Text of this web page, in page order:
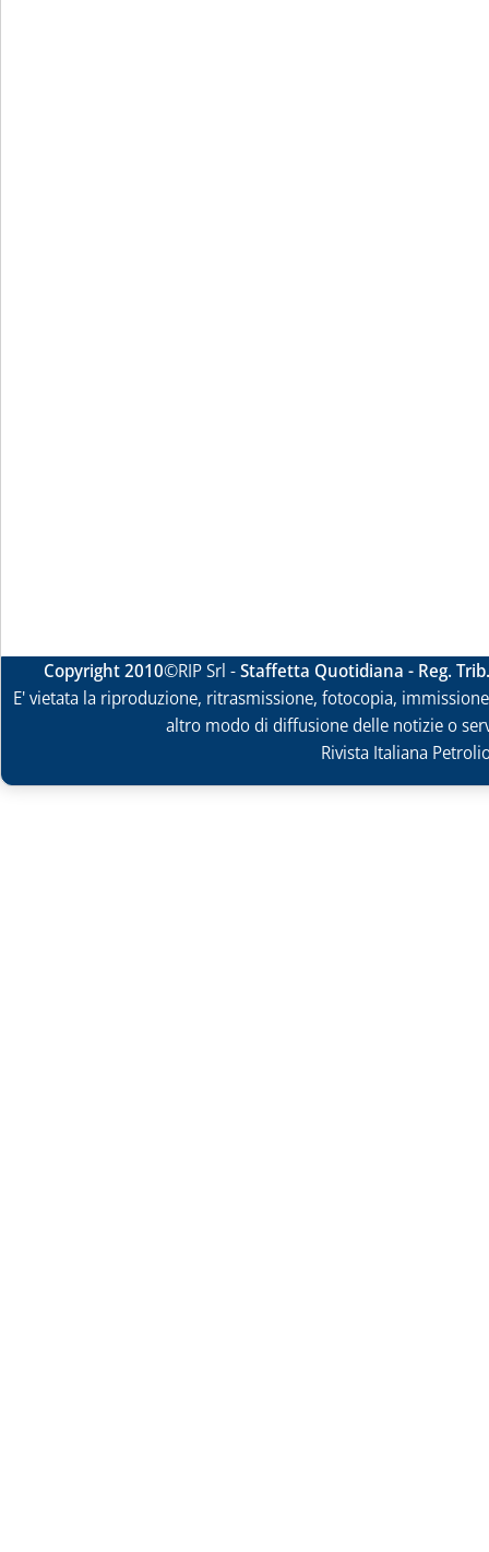
Copyright 2010©RIP Srl -Staffetta Quotidiana - Reg.
E' vietata la riproduzione, ritrasmissione, fotocopia,
altro modo di diffusione delle notizie o
Rivista Italiana